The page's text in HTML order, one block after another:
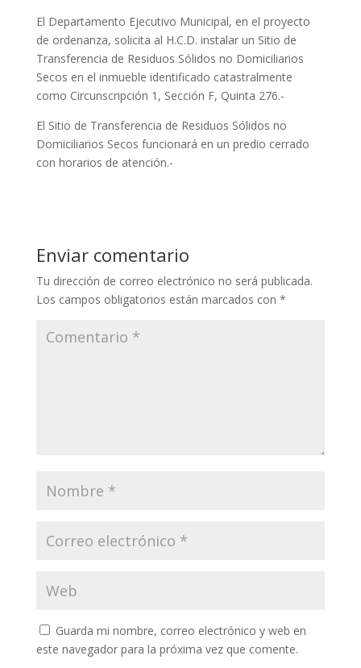
El Departamento Ejecutivo Municipal, en el proyecto
de ordenanza, solicita al H.C.D. instalar un Sitio de
Transferencia de Residuos Sólidos no Domiciliarios
Secos en el inmueble identificado catastralmente
como Circunscripción 1, Sección F, Quinta 276.-
El Sitio de Transferencia de Residuos Sólidos no
Domiciliarios Secos funcionará en un predio cerrado
con horarios de atención.-
Enviar comentario
Tu dirección de correo electrónico no será publicada.
Los campos obligatorios están marcados con *
Guarda mi nombre, correo electrónico y web en
este navegador para la próxima vez que comente.